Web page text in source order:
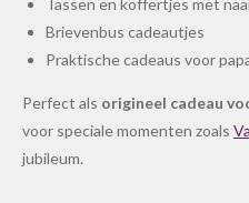
Tassen en koffertjes met
Brievenbus cadeautjes
Praktische cadeaus voor
Perfect als origineel cadeau
voor speciale momenten zoals
jubileum.